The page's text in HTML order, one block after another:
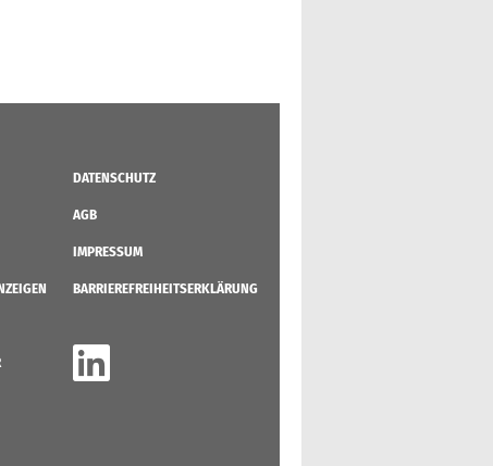
DATENSCHUTZ
AGB
IMPRESSUM
BARRIEREFREIHEITSERKLÄRUNG